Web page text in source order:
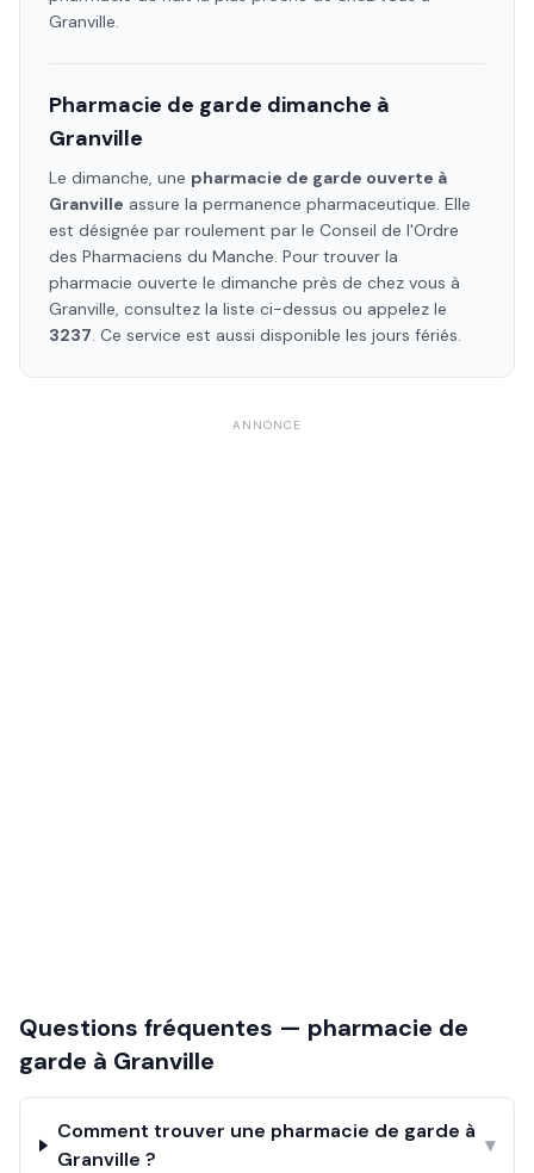
Granville.
Pharmacie de garde dimanche à
Granville
Le dimanche, une pharmacie de garde ouverte à
Granville assure la permanence pharmaceutique. Elle
est désignée par roulement par le Conseil de l'Ordre
des Pharmaciens du Manche. Pour trouver la
pharmacie ouverte le dimanche près de chez vous à
Granville, consultez la liste ci-dessus ou appelez le
3237. Ce service est aussi disponible les jours fériés.
ANNONCE
Questions fréquentes — pharmacie de
garde à Granville
Comment trouver une pharmacie de garde à
Granville ?
▾